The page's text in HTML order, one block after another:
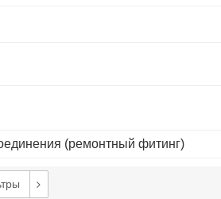
(ремонтный фитинг)